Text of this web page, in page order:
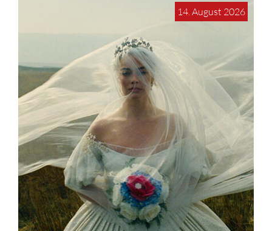
14. August 2026